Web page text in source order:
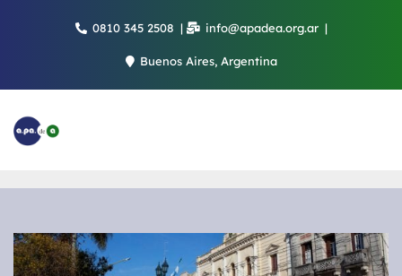
0810 345 2508 info@apadea.org.ar
Buenos Aires, Argentina